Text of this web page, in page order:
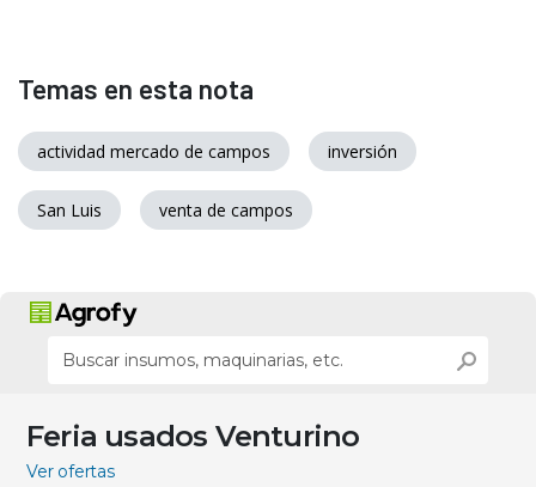
Temas en esta nota
actividad mercado de campos inversión
San Luis venta de campos
Feria usados Venturino
Ver ofertas